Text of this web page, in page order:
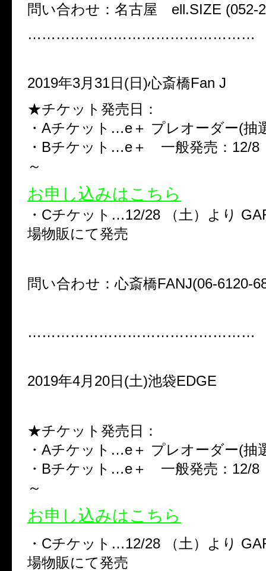
問い合わせ：名古屋 ell.SIZE (052-
…………………………………………
2019年3月31日(日)心斎橋Fan J
★チケット発売日：
・Aチケット…e＋ プレオーダー(抽
・Bチケット…e＋ 一般発売：12/8
～
お申し込みはこちら
・Cチケット…12/28 （土）より
場物販にて発売
問い合わせ：心斎橋FANJ(06-6120-
…………………………………………
2019年4月20日(土)池袋EDGE
★チケット発売日：
・Aチケット…e＋ プレオーダー(抽
・Bチケット…e＋ 一般発売：12/8
～
お申し込みはこちら
・Cチケット…12/28 （土）より
場物販にて発売